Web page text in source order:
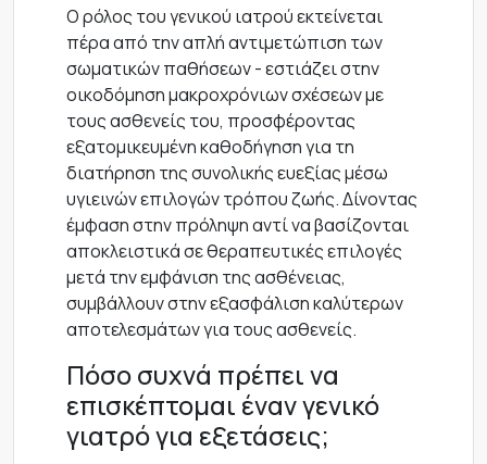
Ο ρόλος του γενικού ιατρού εκτείνεται
πέρα από την απλή αντιμετώπιση των
σωματικών παθήσεων - εστιάζει στην
οικοδόμηση μακροχρόνιων σχέσεων με
τους ασθενείς του, προσφέροντας
εξατομικευμένη καθοδήγηση για τη
διατήρηση της συνολικής ευεξίας μέσω
υγιεινών επιλογών τρόπου ζωής. Δίνοντας
έμφαση στην πρόληψη αντί να βασίζονται
αποκλειστικά σε θεραπευτικές επιλογές
μετά την εμφάνιση της ασθένειας,
συμβάλλουν στην εξασφάλιση καλύτερων
αποτελεσμάτων για τους ασθενείς.
Πόσο συχνά πρέπει να
επισκέπτομαι έναν γενικό
γιατρό για εξετάσεις;